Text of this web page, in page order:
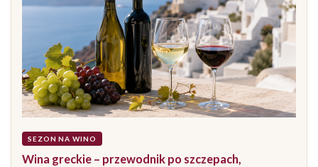
SEZON NA WINO
Wina greckie – przewodnik po szczepach,